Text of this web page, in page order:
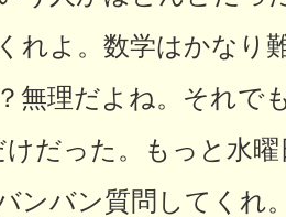
れよ。数学はかなり
無理だよね。それで
だった。もっと水
ンバン質問してくれ